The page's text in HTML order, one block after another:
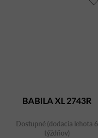
BABILA XL 2743R
Dostupné (dodacia lehota 6
týždňov)